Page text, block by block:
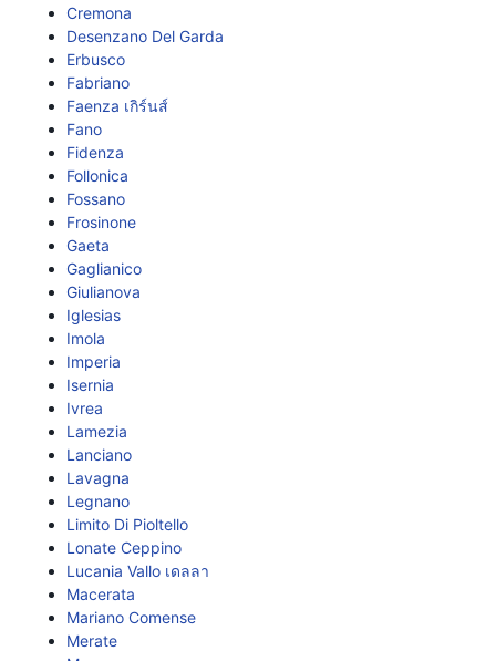
Cremona
Desenzano Del Garda
Erbusco
Fabriano
Faenza เกิร์นส์
Fano
Fidenza
Follonica
Fossano
Frosinone
Gaeta
Gaglianico
Giulianova
Iglesias
Imola
Imperia
Isernia
Ivrea
Lamezia
Lanciano
Lavagna
Legnano
Limito Di Pioltello
Lonate Ceppino
Lucania Vallo เดลลา
Macerata
Mariano Comense
Merate